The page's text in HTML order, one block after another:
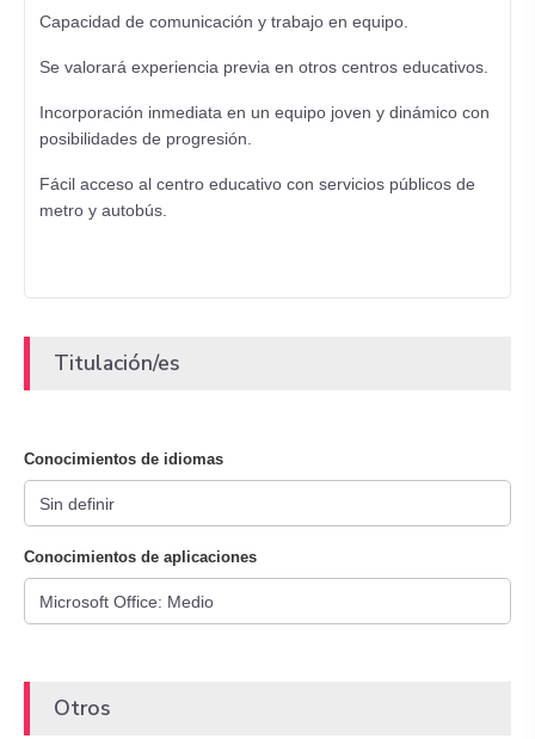
Capacidad de comunicación y trabajo en equipo.
Se valorará experiencia previa en otros centros educativos.
Incorporación inmediata en un equipo joven y dinámico con
posibilidades de progresión.
Fácil acceso al centro educativo con servicios públicos de
metro y autobús.
Titulación/es
Conocimientos de idiomas
Conocimientos de aplicaciones
Otros